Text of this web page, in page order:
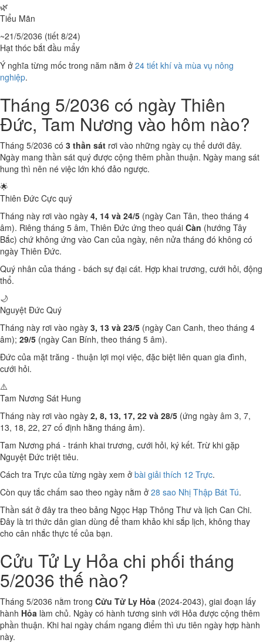
🌿
Tiểu Mãn
~21/5/2036 (tiết 8/24)
Hạt thóc bắt đầu mẩy
Ý nghĩa từng mốc trong năm nằm ở 24 tiết khí và mùa vụ nông
nghiệp.
Tháng 5/2036 có ngày Thiên
Đức, Tam Nương vào hôm nào?
Tháng 5/2036 có 3 thần sát rơi vào những ngày cụ thể dưới đây.
Ngày mang thần sát quý được cộng thêm phần thuận. Ngày mang sát
hung thì nên né việc lớn khó đảo ngược.
🌟
Thiên Đức Cực quý
Tháng này rơi vào ngày 4, 14 và 24/5 (ngày Can Tân, theo tháng 4
âm). Riêng tháng 5 âm, Thiên Đức ứng theo quái Càn (hướng Tây
Bắc) chứ không ứng vào Can của ngày, nên nửa tháng đó không có
ngày Thiên Đức.
Quý nhân của tháng - bách sự đại cát. Hợp khai trương, cưới hỏi, động
thổ.
🌙
Nguyệt Đức Quý
Tháng này rơi vào ngày 3, 13 và 23/5 (ngày Can Canh, theo tháng 4
âm); 29/5 (ngày Can Bính, theo tháng 5 âm).
Đức của mặt trăng - thuận lợi mọi việc, đặc biệt liên quan gia đình,
cưới hỏi.
⚠️
Tam Nương Sát Hung
Tháng này rơi vào ngày 2, 8, 13, 17, 22 và 28/5 (ứng ngày âm 3, 7,
13, 18, 22, 27 cố định hằng tháng âm).
Tam Nương phá - tránh khai trương, cưới hỏi, ký kết. Trừ khi gặp
Nguyệt Đức triệt tiêu.
Cách tra Trực của từng ngày xem ở bài giải thích 12 Trực.
Còn quy tắc chấm sao theo ngày nằm ở 28 sao Nhị Thập Bát Tú.
Thần sát ở đây tra theo bảng Ngọc Hạp Thông Thư và lịch Can Chi.
Đây là tri thức dân gian dùng để tham khảo khi sắp lịch, không thay
cho cân nhắc thực tế của bạn.
Cửu Tử Ly Hỏa chi phối tháng
5/2036 thế nào?
Tháng 5/2036 nằm trong Cửu Tử Ly Hỏa (2024-2043), giai đoạn lấy
hành Hỏa làm chủ. Ngày có hành tương sinh với Hỏa được cộng thêm
phần thuận. Khi hai ngày chấm ngang điểm thì ưu tiên ngày hợp hành
này.